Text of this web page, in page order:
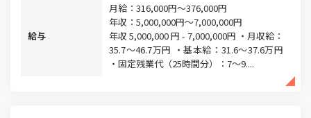
給与
月給：316,000円～376,000円
年収：5,000,000円～7,000,000円
年収 5,000,000 円 - 7,000,000円 ・月収給：
35.7～46.7万円 ・基本給：31.6～37.6万円
・固定残業代（25時間分）：7～9....